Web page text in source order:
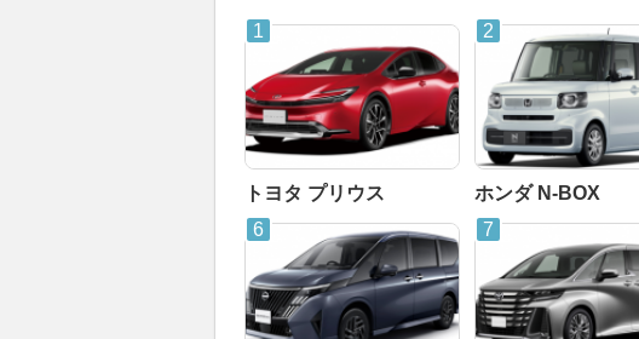
トヨタ プリウス ホンダ N-BOX